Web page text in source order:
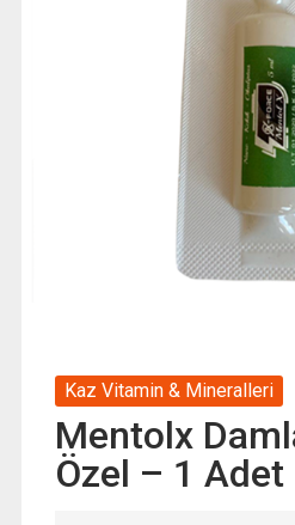
Kaz Vitamin & Mineralleri
Mentolx
Özel – 1 Adet